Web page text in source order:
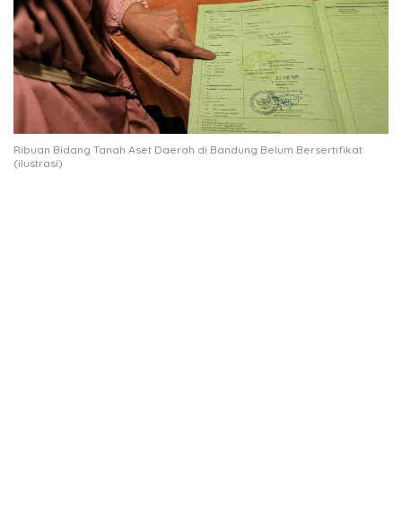
Ribuan Bidang Tanah Aset Daerah di Bandung Belum Bersertifikat
(ilustrasi)